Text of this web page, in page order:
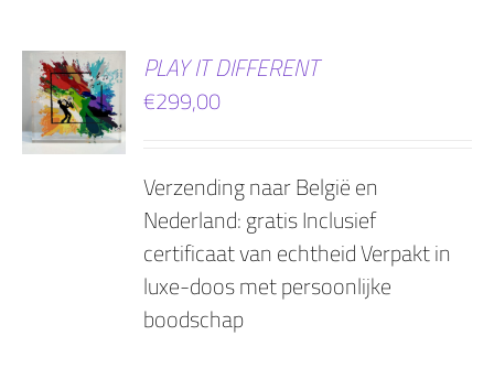
PLAY IT DIFFERENT
€299,00
Verzending naar België en
Nederland: gratis Inclusief
certificaat van echtheid Verpakt in
luxe-doos met persoonlijke
boodschap